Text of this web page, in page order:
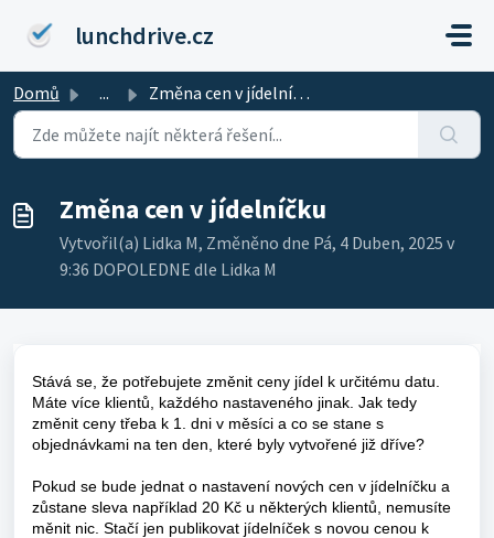
lunchdrive.cz
Domů ... Změna cen v jídelníčku
Změna cen v jídelníčku
Vytvořil(a) Lidka M, Změněno dne Pá, 4 Duben, 2025 v
9:36 DOPOLEDNE dle Lidka M
Stává se, že potřebujete změnit ceny jídel k určitému datu.
Máte více klientů, každého nastaveného jinak. Jak tedy
změnit ceny třeba k 1. dni v měsíci a co se stane s
objednávkami na ten den, které byly vytvořené již dříve?
Pokud se bude jednat o nastavení nových cen v jídelníčku a
zůstane sleva například 20 Kč u některých klientů, nemusíte
měnit nic. Stačí jen publikovat jídelníček s novou cenou k